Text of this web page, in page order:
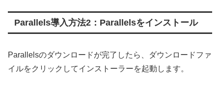
Parallels導入方法2：Parallelsをインストール
Parallelsのダウンロードが完了したら、ダウンロードファ
イルをクリックしてインストーラーを起動します。